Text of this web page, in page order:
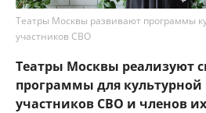
Театры Москвы развивают программы
участников СВО
Театры Москвы реализуют
программы для
участников СВО и членов